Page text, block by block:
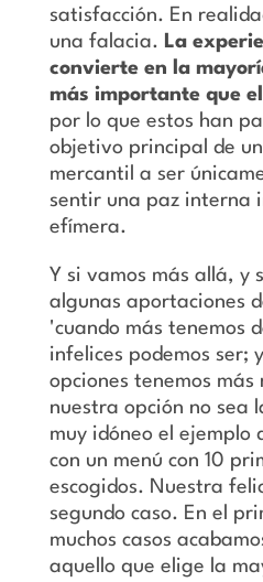
satisfacción. En
una falacia. La
convierte en la
más importante que
por lo que estos han
objetivo principal de
mercantil a ser
sentir una paz interna
efímera.
Y si vamos más allá, y
algunas aportaciones
'cuando más tenemos
infelices podemos ser;
opciones tenemos más
nuestra opción no sea
muy idóneo el ejemplo
con un menú con 10
escogidos. Nuestra
segundo caso. En el
muchos casos
aquello que elige la